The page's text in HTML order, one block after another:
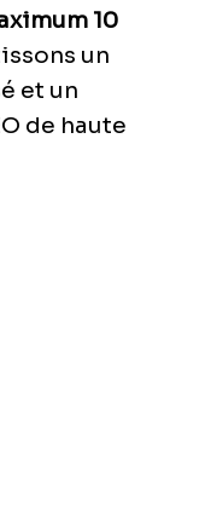
10
un
et un
de haute